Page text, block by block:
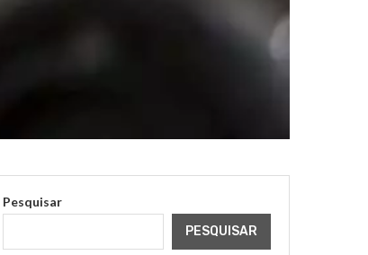
Pesquisar
PESQUISAR